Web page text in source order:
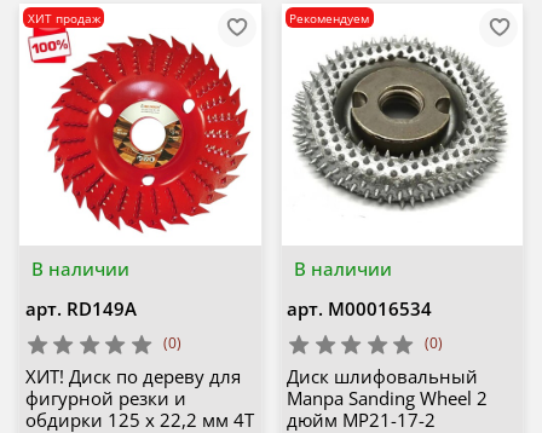
В наличии
ХИТ продаж
арт. RD149A
(0)
ХИТ! Диск по дереву для
фигурной резки и
обдирки 125 х 22,2 мм 4T
В наличии
Рекомендуем
арт. М00016534
(0)
Диск шлифовальный
Manpa Sanding Wheel 2
дюйм MP21-17-2